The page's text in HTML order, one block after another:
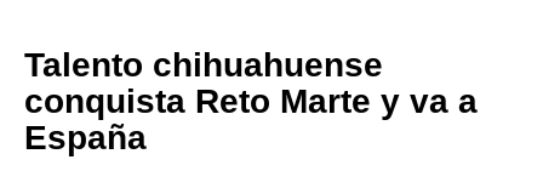
Talento chihuahuense
conquista Reto Marte y va a
España